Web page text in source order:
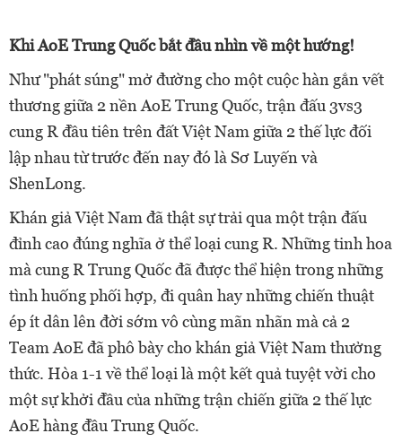
Khi AoE Trung Quốc bắt đầu nhìn về một hướng!
Như "phát súng" mở đường cho một cuộc hàn gắn vết
thương giữa 2 nền AoE Trung Quốc, trận đấu 3vs3
cung R đầu tiên trên đất Việt Nam giữa 2 thế lực đối
lập nhau từ trước đến nay đó là Sơ Luyến và
ShenLong.
Khán giả Việt Nam đã thật sự trải qua một trận đấu
đỉnh cao đúng nghĩa ở thể loại cung R. Những tinh hoa
mà cung R Trung Quốc đã được thể hiện trong những
tình huống phối hợp, đi quân hay những chiến thuật
ép ít dân lên đời sớm vô cùng mãn nhãn mà cả 2
Team AoE đã phô bày cho khán giả Việt Nam thưởng
thức. Hòa 1-1 về thể loại là một kết quả tuyệt vời cho
một sự khởi đầu của những trận chiến giữa 2 thế lực
AoE hàng đầu Trung Quốc.